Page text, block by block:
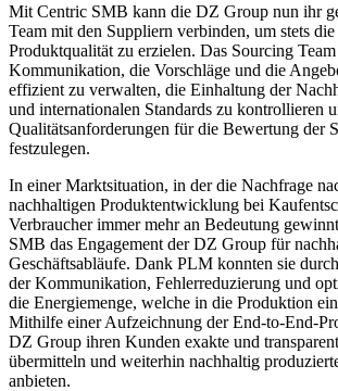
Mit Centric SMB kann die DZ Group nun ihr
Team mit den Suppliern verbinden, um stets die
Produktqualität zu erzielen. Das Sourcing
Kommunikation, die Vorschläge und die
effizient zu verwalten, die Einhaltung der
und internationalen Standards zu kontrollieren
Qualitätsanforderungen für die Bewertung der
festzulegen.
In einer Marktsituation, in der die Nachfrage
nachhaltigen Produktentwicklung bei
Verbraucher immer mehr an Bedeutung
SMB das Engagement der DZ Group für
Geschäftsabläufe. Dank PLM konnten sie
der Kommunikation, Fehlerreduzierung und
die Energiemenge, welche in die Produktion
Mithilfe einer Aufzeichnung der End-to-End-
DZ Group ihren Kunden exakte und
übermitteln und weiterhin nachhaltig
anbieten.